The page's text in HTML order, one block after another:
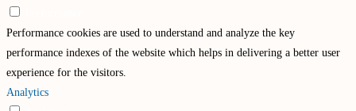
Performance cookies are used to understand and analyze the key
performance indexes of the website which helps in delivering a better user
experience for the visitors.
Analytics